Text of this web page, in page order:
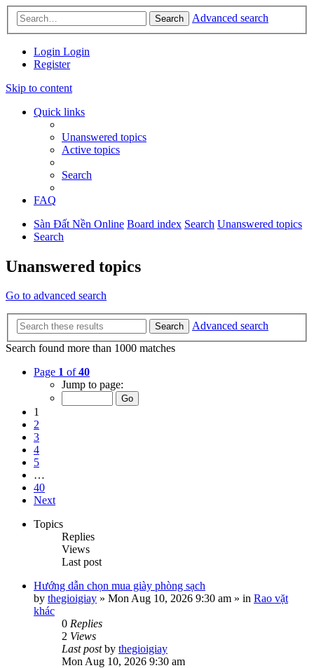
Search Advanced search
Login Login
Register
Skip to content
Quick links
Unanswered topics
Active topics
Search
FAQ
Sàn Đất Nền Online Board index Search Unanswered topics
Search
Unanswered topics
Go to advanced search
Search
Advanced search
Search found more than 1000 matches
Page 1 of40
Jump to page:
1
2
3
4
5
…
40
Next
Topics
Replies
Views
Last post
Hướng dẫn chọn mua giày phòng sạch
by thegioigiay » Mon Aug 10, 2026 9:30 am » in Rao vặt
khác
0 Replies
2 Views
Last postby thegioigiay
Mon Aug 10, 2026 9:30 am